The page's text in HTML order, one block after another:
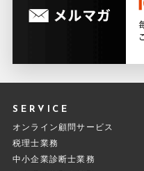
SERVICE
オンライン顧問サービス
税理士業務
中小企業診断士業務